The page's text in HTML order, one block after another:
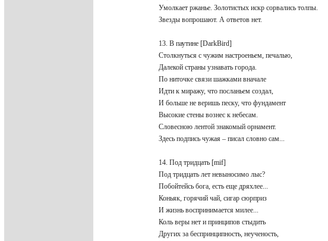
Умолкает ржанье. Золотистых искр сорвались толпы.
Звезды вопрошают. А ответов нет.
13. В паутине [DarkBird]
Столкнуться с чужим настроеньем, печалью,
Далекой страны узнавать города.
По ниточке связи шажками вначале
Идти к миражу, что посланьем создал,
И больше не веришь песку, что фундамент
Высокие стены вознес к небесам.
Словесною лентой знакомый орнамент.
Здесь подпись чужая – писал словно сам...
14. Под тридцать [mif]
Под тридцать лет невыносимо лыс?
Побойтейсь бога, есть еще дряхлее...
Коньяк, горячий чай, сигар сюрприз
И жизнь воспринимается милее...
Коль веры нет и принципов стыдить
Других за беспринципность, неученость,